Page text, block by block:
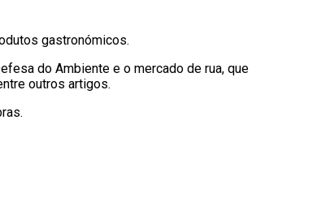
gastronómicos.
do Ambiente e o mercado de rua, que
outros artigos.